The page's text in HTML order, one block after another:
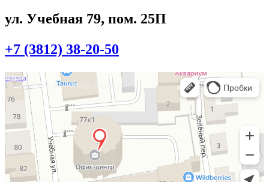
ул. Учебная 79, пом. 25П
+7 (3812) 38-20-50
Омск
Учебная улица, 86 — Яндекс.Карты